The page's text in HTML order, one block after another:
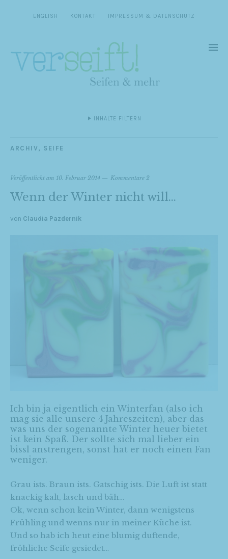
ENGLISH KONTAKT IMPRESSUM & DATENSCHUTZ
INHALTE FILTERN
ARCHIV , SEIFE
Veröffentlicht am 10. Februar 2014 Kommentare 2
Wenn der Winter nicht will…
von Claudia Pazdernik
Ich bin ja eigentlich ein Winterfan (also ich
mag sie alle unsere 4 Jahreszeiten), aber das
was uns der sogenannte Winter heuer bietet
ist kein Spaß. Der sollte sich mal lieber ein
bissl anstrengen, sonst hat er noch einen Fan
weniger.
Grau ists. Braun ists. Gatschig ists. Die Luft ist statt
knackig kalt, lasch und bäh…
Ok, wenn schon kein Winter, dann wenigstens
Frühling und wenns nur in meiner Küche ist.
Und so hab ich heut eine blumig duftende,
fröhliche Seife gesiedet…